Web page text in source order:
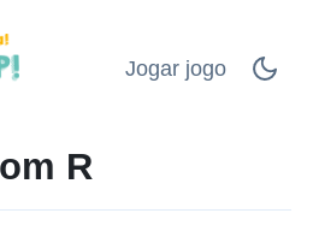
Jogar jogo
R